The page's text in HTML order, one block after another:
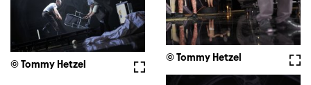
© Tommy Hetzel
Vollbild
© Tommy Hetzel